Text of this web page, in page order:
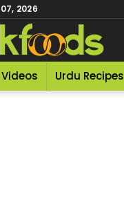
2026
Videos Urdu Recipes